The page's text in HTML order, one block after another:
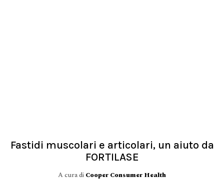
Fastidi muscolari e articolari, un aiuto da
FORTILASE
A cura di Cooper Consumer Health